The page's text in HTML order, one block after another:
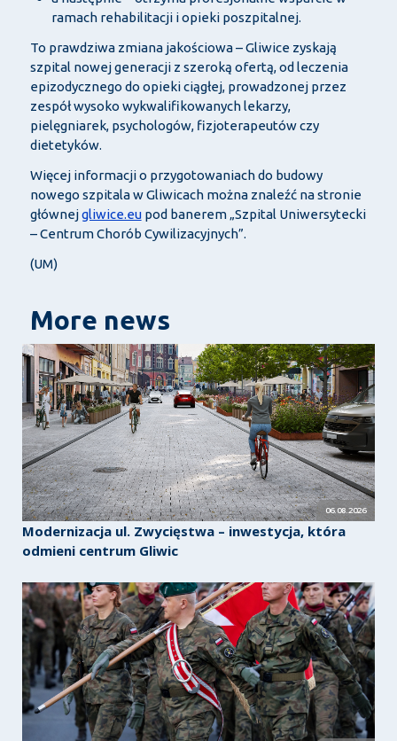
ramach rehabilitacji i opieki poszpitalnej.
To prawdziwa zmiana jakościowa – Gliwice zyskają
szpital nowej generacji z szeroką ofertą, od leczenia
epizodycznego do opieki ciągłej, prowadzonej przez
zespół wysoko wykwalifikowanych lekarzy,
pielęgniarek, psychologów, fizjoterapeutów czy
dietetyków.
Więcej informacji o przygotowaniach do budowy
nowego szpitala w Gliwicach można znaleźć na stronie
głównejgliwice.eupod banerem „Szpital Uniwersytecki
– Centrum Chorób Cywilizacyjnych”.
(UM)
More news
06.08.2026
Modernizacja ul. Zwycięstwa – inwestycja, która
odmieni centrum Gliwic